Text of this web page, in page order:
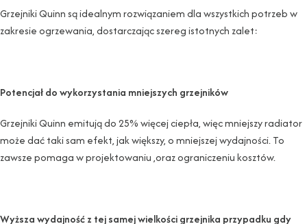
Grzejniki Quinn są idealnym rozwiązaniem dla wszystkich potrzeb w
zakresie ogrzewania, dostarczając szereg istotnych zalet:
Potencjał do wykorzystania mniejszych grzejników
Grzejniki Quinn emitują do 25% więcej ciepła, więc mniejszy radiator
może dać taki sam efekt, jak większy, o mniejszej wydajności. To
zawsze pomaga w projektowaniu ,oraz ograniczeniu kosztów.
Wyższa wydajność z tej samej wielkości grzejnika przypadku gdy